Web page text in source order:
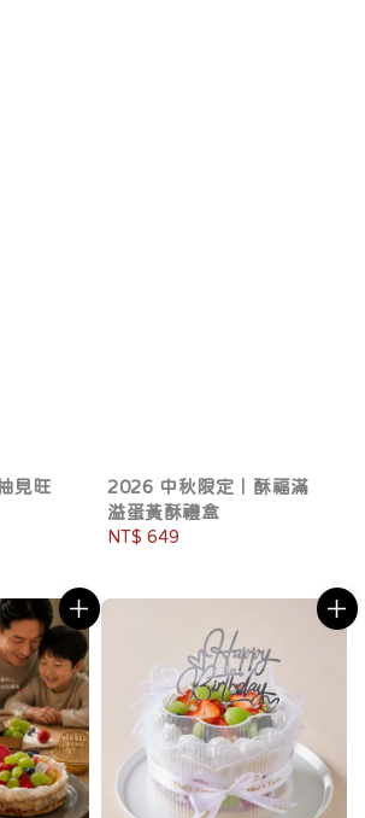
見旺
2026 中秋限定｜酥福滿
溢蛋黃酥禮盒
Regular
NT$ 649